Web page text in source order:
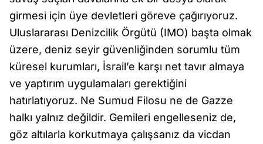
girmesi için üye devletleri göreve çağırıyoruz.
Uluslararası Denizcilik Örgütü (IMO) başta olmak
üzere, deniz seyir güvenliğinden sorumlu tüm
küresel kurumları, İsrail’e karşı net tavır almaya
ve yaptırım uygulamaları gerektiğini
hatırlatıyoruz. Ne Sumud Filosu ne de Gazze
halkı yalnız değildir. Gemileri engelleseniz de,
göz altılarla korkutmaya çalışsanız da vicdan